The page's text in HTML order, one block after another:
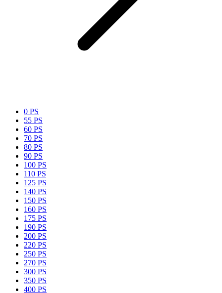
0 PS
55 PS
60 PS
70 PS
80 PS
90 PS
100 PS
110 PS
125 PS
140 PS
150 PS
160 PS
175 PS
190 PS
200 PS
220 PS
250 PS
270 PS
300 PS
350 PS
400 PS